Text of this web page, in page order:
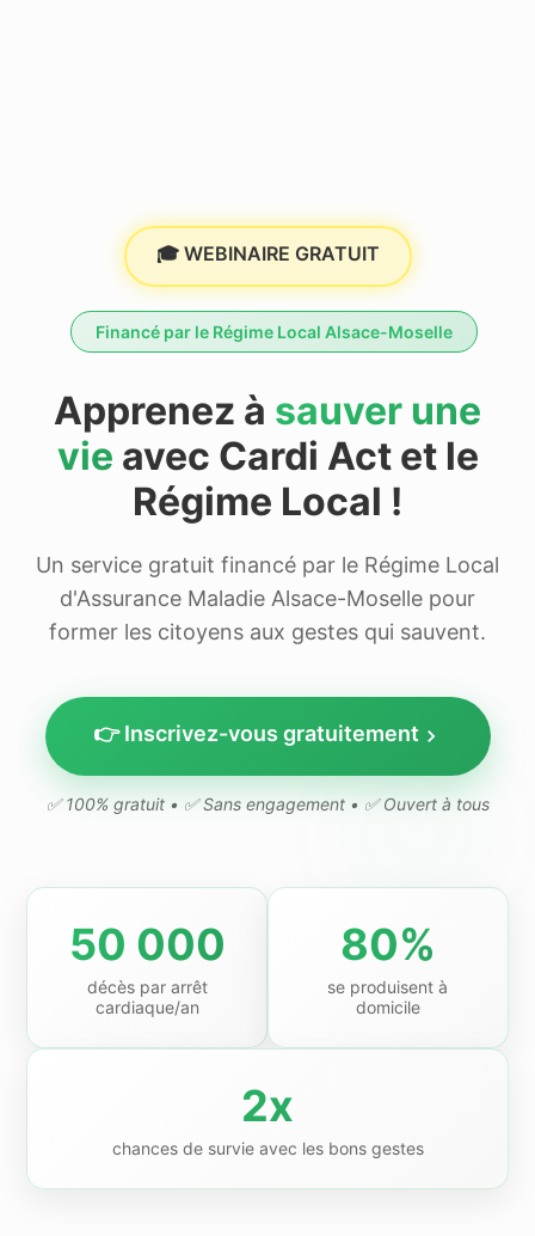
🎓 WEBINAIRE GRATUIT
Financé par le Régime Local Alsace-Moselle
Apprenez à sauver une
vie avec Cardi Act et le
Régime Local !
Un service gratuit financé par le Régime Local
d'Assurance Maladie Alsace-Moselle pour
former les citoyens aux gestes qui sauvent.
👉 Inscrivez-vous gratuitement
✅ 100% gratuit • ✅ Sans engagement • ✅ Ouvert à tous
50 000
décès par arrêt
cardiaque/an
80%
se produisent à
domicile
2x
chances de survie avec les bons gestes